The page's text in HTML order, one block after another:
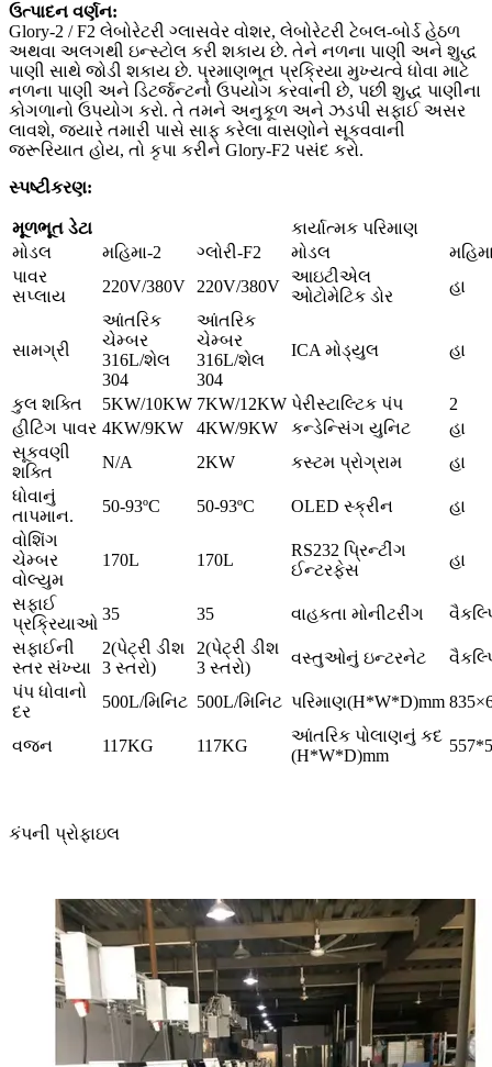
ઉત્પાદન વર્ણન:
Glory-2 / F2 લેબોરેટરી ગ્લાસવેર વોશર, લેબોરેટરી ટેબલ-બોર્ડ હેઠળ
અથવા અલગથી ઇન્સ્ટોલ કરી શકાય છે. તેને નળના પાણી અને શુદ્ધ
પાણી સાથે જોડી શકાય છે. પ્રમાણભૂત પ્રક્રિયા મુખ્યત્વે ધોવા માટે
નળના પાણી અને ડિટર્જન્ટનો ઉપયોગ કરવાની છે, પછી શુદ્ધ પાણીના
કોગળાનો ઉપયોગ કરો. તે તમને અનુકૂળ અને ઝડપી સફાઈ અસર
લાવશે, જ્યારે તમારી પાસે સાફ કરેલા વાસણોને સૂકવવાની
જરૂરિયાત હોય, તો કૃપા કરીને Glory-F2 પસંદ કરો.
સ્પષ્ટીકરણ:
મૂળભૂત ડેટા
કાર્યાત્મક પરિમાણ
મોડલ
મહિમા-2 ગ્લોરી-F2 મોડલ
પાવર
સપ્લાય
220V/380V 220V/380V
આઇટીએલ
ઓટોમેટિક ડોર
હા
સામગ્રી
આંતરિક
ચેમ્બર
316L/શેલ
304
આંતરિક
ચેમ્બર
316L/શેલ
304
ICA મોડ્યુલ હા
કુલ શક્તિ 5KW/10KW 7KW/12KW પેરીસ્ટાલ્ટિક પંપ
2
હીટિંગ પાવર 4KW/9KW 4KW/9KW કન્ડેન્સિંગ યુનિટ
હા
સૂકવણી
શક્તિ
N/A 2KW કસ્ટમ પ્રોગ્રામ
હા
ધોવાનું
તાપમાન.
50-93ºC 50-93ºC OLED સ્ક્રીન
હા
વોશિંગ
ચેમ્બર
વોલ્યુમ
170L 170L
RS232 પ્રિન્ટીંગ
ઈન્ટરફેસ
હા
સફાઈ
પ્રક્રિયાઓ
35 35 વાહકતા મોનીટરીંગ
સફાઈની
સ્તર સંખ્યા
2(પેટ્રી ડીશ
3 સ્તરો)
2(પેટ્રી ડીશ
3 સ્તરો)
વસ્તુઓનું ઇન્ટરનેટ
પંપ ધોવાનો
દર
500L/મિનિટ 500L/મિનિટ પરિમાણ(H*W*D)mm
વજન 117KG 117KG
આંતરિક પોલાણનું કદ
(H*W*D)mm
કંપની પ્રોફાઇલ